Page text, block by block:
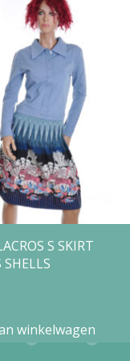
Deze
optie
kan
gekozen
worden
op
de
productpagina
S SKIRT
winkelwagen